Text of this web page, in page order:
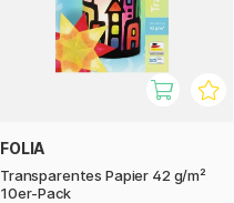
FOLIA
Transparentes Papier 42 g/m²
10er-Pack